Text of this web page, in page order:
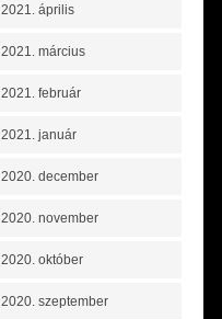
2021. április
2021. március
2021. február
2021. január
2020. december
2020. november
2020. október
2020. szeptember